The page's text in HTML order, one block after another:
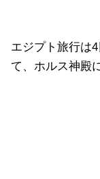
エジプト旅行は
て、ホルス神殿